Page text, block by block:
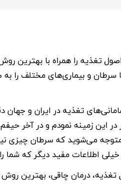
تغذیه را همراه با بهترین
و بیماری‌های مختلف را
تغذیه در ایران و
زمینه نمودم و در آخر حیفم
می‌شوید که سرطان چیزی
اطلاعات مفید دیگر که شما
تغذیه، درمان چاقی، بهترین